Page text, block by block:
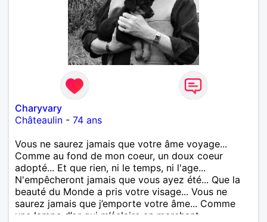
Charyvary
Châteaulin - 74 ans
Vous ne saurez jamais que votre âme voyage...
Comme au fond de mon coeur, un doux coeur
adopté... Et que rien, ni le temps, ni l'age...
N'empêcheront jamais que vous ayez été... Que la
beauté du Monde a pris votre visage... Vous ne
saurez jamais que j’emporte votre âme... Comme
une lampe d’or qui m’éclaire en marchant...